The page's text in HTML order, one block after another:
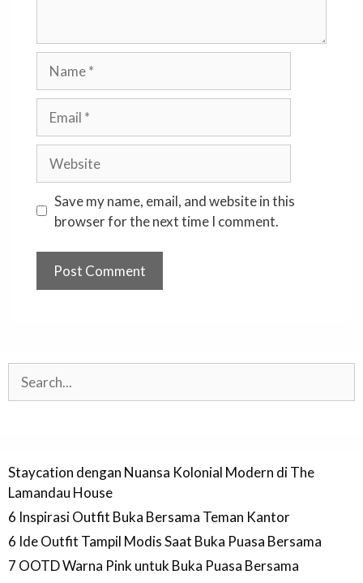
Save my name, email, and website in this
browser for the next time I comment.
Staycation dengan Nuansa Kolonial Modern di The
Lamandau House
6 Inspirasi Outfit Buka Bersama Teman Kantor
6 Ide Outfit Tampil Modis Saat Buka Puasa Bersama
7 OOTD Warna Pink untuk Buka Puasa Bersama